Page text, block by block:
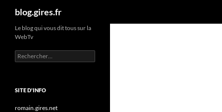
Aller
contenu
blog.gires.fr
Le blog qui vous dit tous sur la
WebTv
Rechercher :
SITE D'INFO
romain.gires.net